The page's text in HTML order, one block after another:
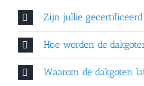
Zijn jullie
Hoe worden de
Waarom de dakgoten